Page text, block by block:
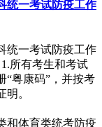
统一考试防疫工作
统一考试防疫工作
所有考生和考试
“粤康码”，并按考
。
和体育类统考防疫